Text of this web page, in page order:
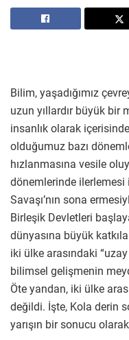
Bilim, yaşadığımız
uzun yıllardır büyük bir
insanlık olarak
olduğumuz bazı
hızlanmasına vesile
dönemlerinde ilerlemesi
Savaşı’nın sona
Birleşik Devletleri
dünyasına büyük
iki ülke arasındaki
bilimsel gelişmenin
Öte yandan, iki ülke
değildi. İşte, Kola derin
yarışın bir sonucu